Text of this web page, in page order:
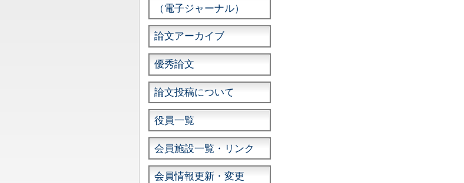
（電子ジャーナル）
論文アーカイブ
優秀論文
論文投稿について
役員一覧
会員施設一覧・リンク
会員情報更新・変更